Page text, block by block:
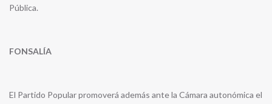
Pública.
FONSALÍA
El Partido Popular promoverá además ante la Cámara autonómica el